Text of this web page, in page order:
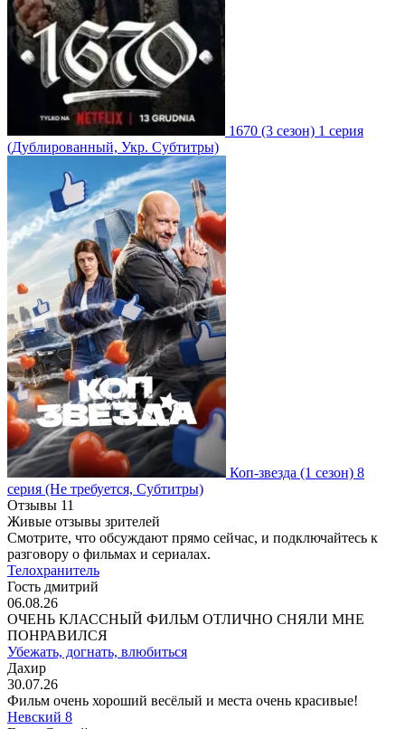
1670 (3 сезон) 1 серия
(Дублированный, Укр. Субтитры)
Коп-звезда (1 сезон) 8
серия (Не требуется, Субтитры)
Отзывы 11
Живые отзывы зрителей
Смотрите, что обсуждают прямо сейчас, и подключайтесь к
разговору о фильмах и сериалах.
Телохранитель
Гость дмитрий
06.08.26
ОЧЕНЬ КЛАССНЫЙ ФИЛЬМ ОТЛИЧНО СНЯЛИ МНЕ
ПОНРАВИЛСЯ
Убежать, догнать, влюбиться
Дахир
30.07.26
Фильм очень хороший весёлый и места очень красивые!
Невский 8